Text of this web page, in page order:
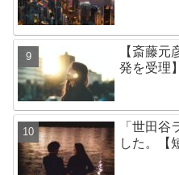
【斎藤
発を受理
「世田谷
した。【